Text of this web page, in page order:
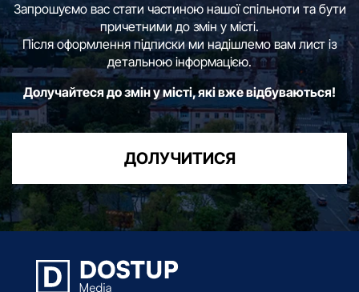
Запрошуємо вас стати частиною нашої спільноти та бути
причетними до змін у місті.
Після оформлення підписки ми надішлемо вам лист із
детальною інформацією.
Долучайтеся до змін у місті, які вже відбуваються!
ДОЛУЧИТИСЯ